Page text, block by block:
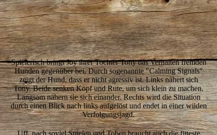
6-annaehern1
7-annaehern2
8-annaehern3
Spielerisch bringt Joy ihrer Tochter Tony das Verhalten fremden
Hunden gegenüber bei. Durch sogenannte "Calming Signals"
zeigt der Hund, dass er nicht agressiv ist. Links nähert sich
Tony. Beide senken Kopf und Rute, um sich klein zu machen.
Langsam nähern sie sich einander. Rechts wird die Situation
durch einen Blick nach links aufgelöst und endet in einer wilden
Verfolgungsjagd.